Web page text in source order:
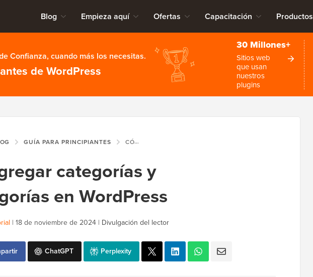
Blog Empieza aquí Ofertas Capacitación Productos
Confianza, cuando más los necesitas.
de WordPress
30 Millones+
Sitios web
que usan
nuestros
plugins
GUÍA PARA PRINCIPIANTES CÓMO AGREGAR CATEGORÍAS Y SUBCATEGORÍAS EN WORDPRESS
categorías y
en WordPress
| 18 de noviembre de 2024 | Divulgación del lector
ChatGPT Perplexity